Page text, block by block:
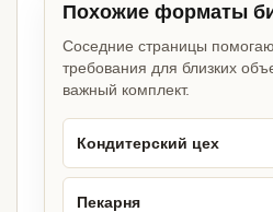
Похожие форматы
Соседние страницы
требования для близких
важный комплект.
Кондитерский цех
Пекарня